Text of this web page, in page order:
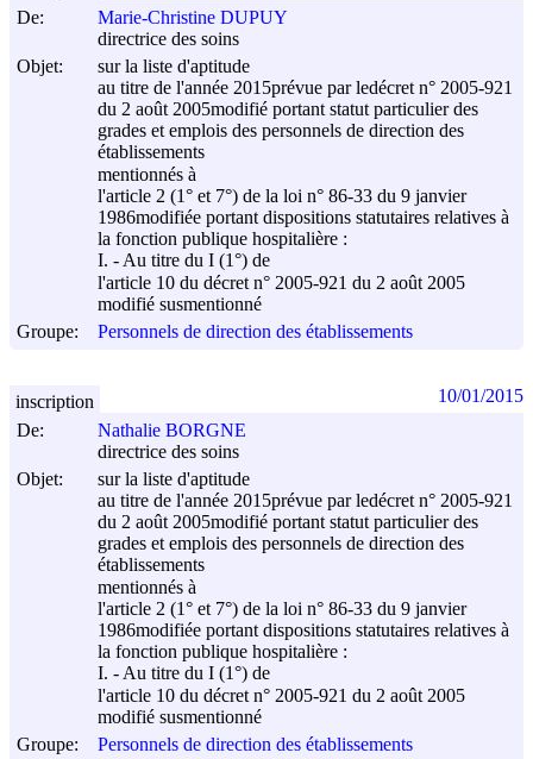
De:
Marie-Christine DUPUY
directrice des soins
Objet:
sur la liste d'aptitude
au titre de l'année 2015prévue par ledécret n° 2005-921
du 2 août 2005modifié portant statut particulier des
grades et emplois des personnels de direction des
établissements
mentionnés à
l'article 2 (1° et 7°) de la loi n° 86-33 du 9 janvier
1986modifiée portant dispositions statutaires relatives à
la fonction publique hospitalière :
I. - Au titre du I (1°) de
l'article 10 du décret n° 2005-921 du 2 août 2005
modifié susmentionné
Groupe:
Personnels de direction des établissements
De:
Nathalie BORGNE
directrice des soins
Objet:
sur la liste d'aptitude
au titre de l'année 2015prévue par ledécret n° 2005-921
du 2 août 2005modifié portant statut particulier des
grades et emplois des personnels de direction des
établissements
mentionnés à
l'article 2 (1° et 7°) de la loi n° 86-33 du 9 janvier
1986modifiée portant dispositions statutaires relatives à
la fonction publique hospitalière :
I. - Au titre du I (1°) de
l'article 10 du décret n° 2005-921 du 2 août 2005
modifié susmentionné
Groupe:
Personnels de direction des établissements
inscription 10/01/2015